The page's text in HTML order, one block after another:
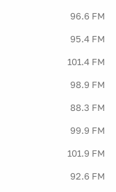
96.6 FM
95.4 FM
101.4 FM
98.9 FM
88.3 FM
99.9 FM
101.9 FM
92.6 FM